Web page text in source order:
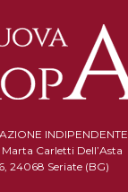
INDIPENDENTE
Carletti Dell’Asta
24068 Seriate (BG)